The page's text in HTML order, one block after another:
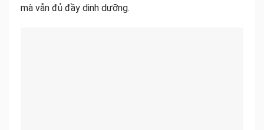
mà vẫn đủ đầy dinh dưỡng.